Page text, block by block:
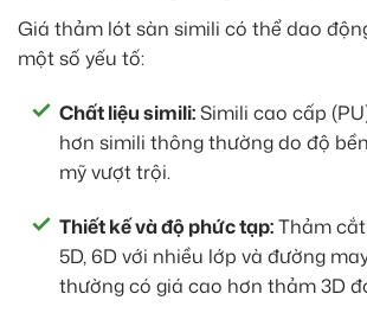
Giá thảm lót sàn simili có thể dao
một số yếu tố:
Chất liệu simili:Simili cao cấp
hơn simili thông thường do độ
mỹ vượt trội.
Thiết kế và độ phức tạp:Thảm
5D, 6D với nhiều lớp và đường
thường có giá cao hơn thảm 3D